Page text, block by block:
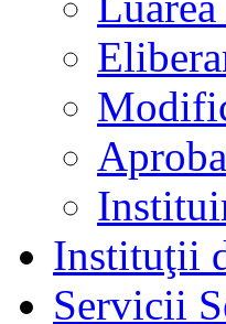
Instituţii
Servicii